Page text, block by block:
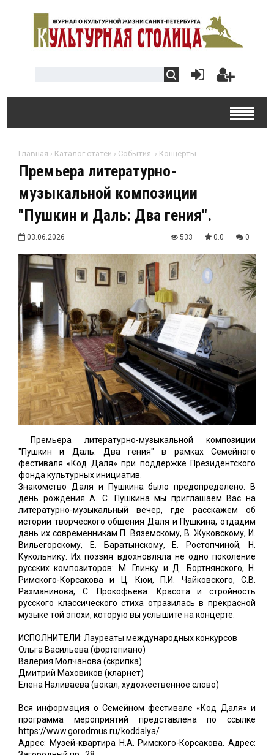
Главная › Каталог статей › События. › Концерты
Премьера литературно-
музыкальной композиции
"Пушкин и Даль: Два гения".
03.06.2026 533 0.0 0
Премьера литературно-музыкальной композиции
"Пушкин и Даль: Два гения" в рамках Семейного
фестиваля «Код Даля» при поддержке Президентского
фонда культурных инициатив.
Знакомство Даля и Пушкина было предопределено. В
день рождения А. С. Пушкина мы приглашаем Вас на
литературно-музыкальный вечер, где расскажем об
истории творческого общения Даля и Пушкина, отдадим
дань их современникам П. Вяземскому, В. Жуковскому, И.
Вильегорскому, Е. Баратынскому, Е. Ростопчиной, Н.
Кукольнику. Их поэзия вдохновляла не одно поколение
русских композиторов: М. Глинку и Д. Бортнянского, Н.
Римского-Корсакова и Ц. Кюи, П.И. Чайковского, С.В.
Рахманинова, С. Прокофьева. Красота и стройность
русского классического стиха отразилась в прекрасной
музыке той эпохи, которую вы услышите на концерте.
ИСПОЛНИТЕЛИ: Лауреаты международных конкурсов
Ольга Васильева (фортепиано)
Валерия Молчанова (скрипка)
Дмитрий Маховиков (кларнет)
Елена Наливаева (вокал, художественное слово)
Вся информация о Семейном фестивале «Код Даля» и
программа мероприятий представлена по ссылке
https://www.gorodmus.ru/koddalya/
Адрес: Музей-квартира Н.А. Римского-Корсакова. Адрес: